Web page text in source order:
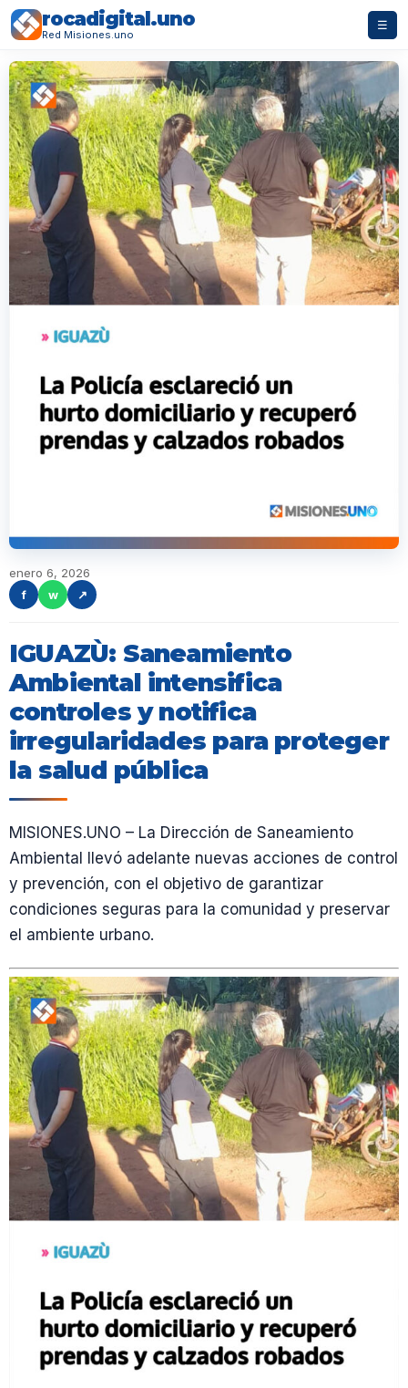
rocadigital.uno
Red Misiones.uno
☰
enero 6, 2026
f
w ↗
IGUAZÙ: Saneamiento
Ambiental intensifica
controles y notifica
irregularidades para proteger
la salud pública
MISIONES.UNO – La Dirección de Saneamiento
Ambiental llevó adelante nuevas acciones de control
y prevención, con el objetivo de garantizar
condiciones seguras para la comunidad y preservar
el ambiente urbano.